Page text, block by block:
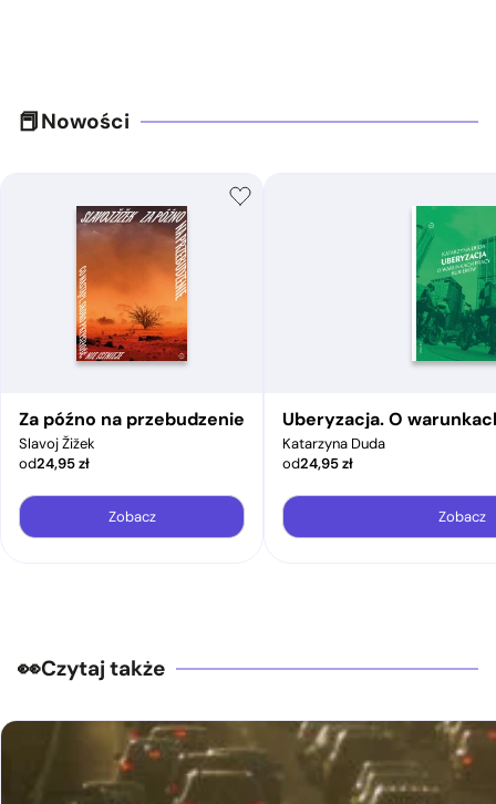
Nowości
Za późno na przebudzenie
Slavoj Žižek
od24,95zł
Zobacz
Uberyzacja. O
Katarzyna Duda
od24,95zł
Zobacz
Czytaj także